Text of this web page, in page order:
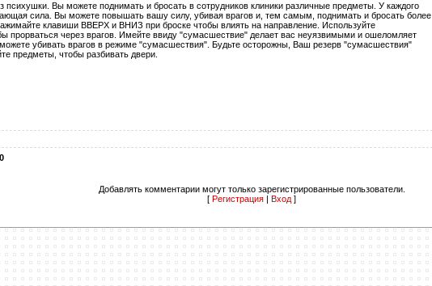
психушки. Вы можете поднимать и бросать в сотрудников клиники различные предметы. У каждого
сила. Вы можете повышать вашу силу, убивая врагов и, тем самым, поднимать и бросать более
клавиши ВВЕРХ и ВНИЗ при броске чтобы влиять на направление. Используйте
прорваться через врагов. Имейте ввиду "сумасшествие" делает вас неуязвимыми и ошеломляет
убивать врагов в режиме "сумасшествия". Будьте осторожны, Ваш резерв "сумасшествия"
предметы, чтобы разбивать двери.
0
Добавлять комментарии могут только зарегистрированные пользователи.
[ Регистрация Вход ]